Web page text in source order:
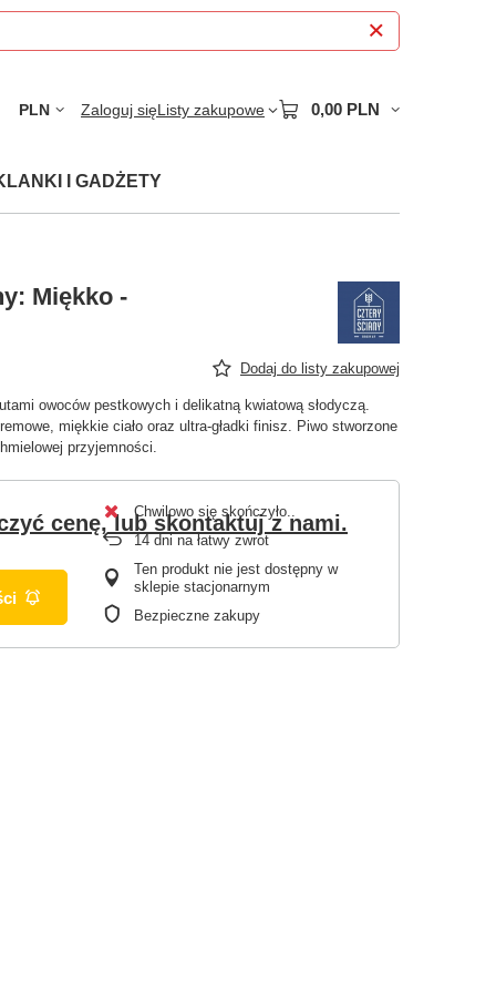
PLN Zaloguj sięListy zakupowe 0,00 PLN
I GADŻETY
Miękko -
Dodaj do listy zakupowej
owoców pestkowych i delikatną kwiatową słodyczą.
miękkie ciało oraz ultra-gładki finisz. Piwo stworzone
przyjemności.
cenę, lub skontaktuj z nami.
Chwilowo się skończyło.
14 dni na łatwy zwrot
Ten produkt nie jest dostępny w
sklepie stacjonarnym
Bezpieczne zakupy